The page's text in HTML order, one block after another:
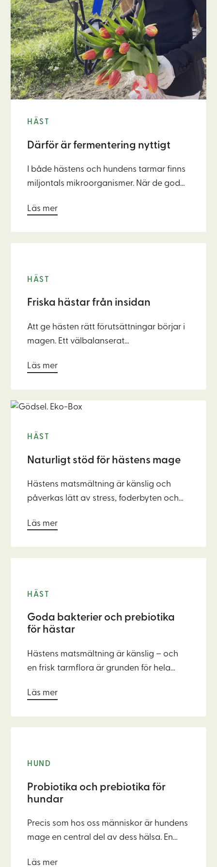
HÄST
Därför är fermentering nyttigt
I både hästens och hundens tarmar finns
miljontals mikroorganismer. När de goda
de till en stabil tarmflora och bättre
Läs mer
HÄST
Friska hästar från insidan
Att ge hästen rätt förutsättningar börjar i
magen. Ett välbalanserat
hästens energi och prestation – utan
Läs mer
HÄST
Naturligt stöd för hästens mage
Hästens matsmältning är känslig och
påverkas lätt av stress, foderbyten och
magen rätt förutsättningar – både i form
Läs mer
HÄST
Goda bakterier och prebiotika
för hästar
Hästens matsmältning är känslig – och
en frisk tarmflora är grunden för hela
tarmen är god fungerar matsmältningen
Läs mer
HUND
Probiotika och prebiotika för
hundar
Precis som hos oss människor är hundens
mage en central del av dess hälsa. En
Läs mer